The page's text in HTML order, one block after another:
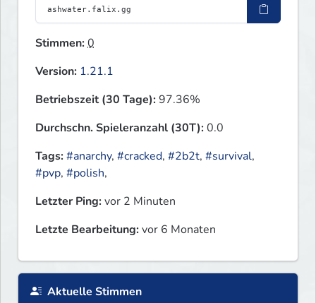
Stimmen:0
Version: 1.21.1
Betriebszeit (30 Tage):97.36%
Durchschn. Spieleranzahl (30T):0.0
Tags:#anarchy, #cracked, #2b2t, #survival,
#pvp, #polish,
Letzter Ping:vor 2 Minuten
Letzte Bearbeitung:vor 6 Monaten
Aktuelle Stimmen